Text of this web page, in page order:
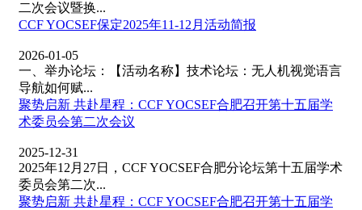
二次会议暨换...
​CCF YOCSEF保定2025年11-12月活动简报
2026-01-05
一、举办论坛：【活动名称】技术论坛：无人机视觉语言
导航如何赋...
聚势启新 共赴星程：CCF YOCSEF合肥召开第十五届学
术委员会第二次会议
2025-12-31
2025年12月27日，CCF YOCSEF合肥分论坛第十五届学术
委员会第二次...
聚势启新 共赴星程：CCF YOCSEF合肥召开第十五届学